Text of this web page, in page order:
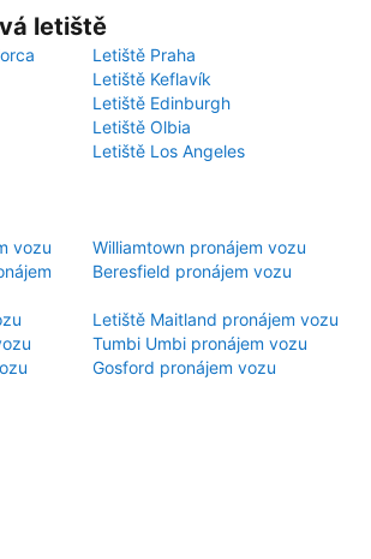
letiště
Letiště Praha
Letiště Keflavík
Letiště Edinburgh
Letiště Olbia
Letiště Los Angeles
vozu
Williamtown pronájem vozu
Beresfield pronájem vozu
Letiště Maitland pronájem vozu
Tumbi Umbi pronájem vozu
Gosford pronájem vozu